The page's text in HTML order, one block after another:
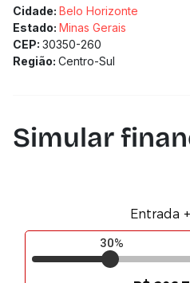
Cidade: Belo Horizonte
Estado: Minas Gerais
CEP: 30350-260
Região: Centro-Sul
Simular